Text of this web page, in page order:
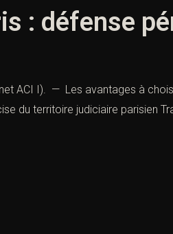
: défense
ACI I). — Les avantages à
territoire judiciaire parisien